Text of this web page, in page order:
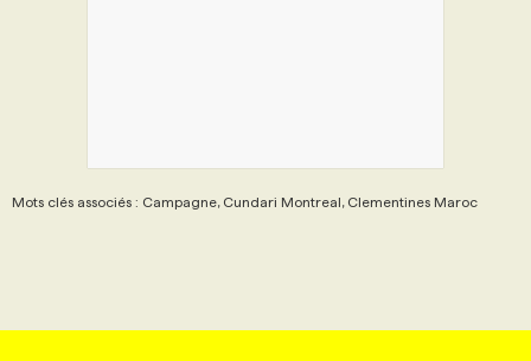
Mots clés associés : Campagne, Cundari Montreal, Clementines Maroc